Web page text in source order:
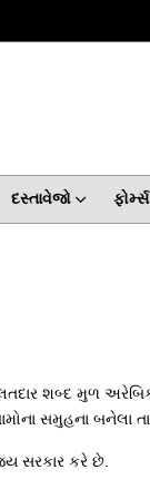
દસ્તાવેજો ફોર્મ્સ
શબ્દ મુળ
સમુહના બનેલા
સરકાર કરે છે.